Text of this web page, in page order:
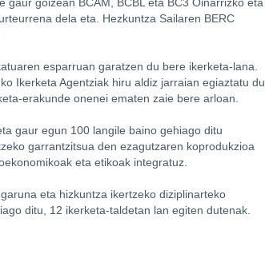
dela eta. Hezkuntza Sailaren BERC
esparruan garatzen du bere ikerketa-lana.
Ikerketa Agentziak hiru aldiz jarraian egiaztatu du
erakunde onenei ematen zaie bere arloan.
gaur egun 100 langile baino gehiago ditu
garrantzitsua den ezagutzaren koprodukzioa
eta etikoak integratuz.
eta hizkuntza ikertzeko diziplinarteko
ditu, 12 ikerketa-taldetan lan egiten dutenak.